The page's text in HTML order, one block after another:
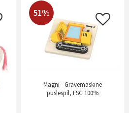
51%
Magni - Gravemaskine
puslespil, FSC 100%